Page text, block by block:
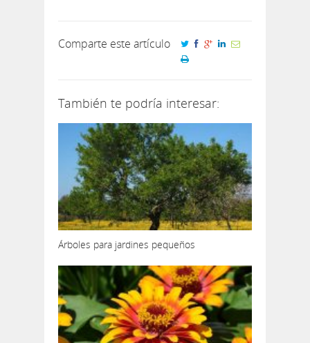
Comparte este artículo
También te podría interesar:
Árboles para jardines pequeños